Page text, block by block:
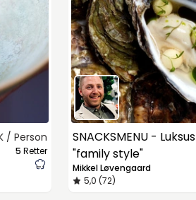
/ Person
5 Retter
SNACKSMENU - Luksus
"family style"
Mikkel Løvengaard
5,0 (72)